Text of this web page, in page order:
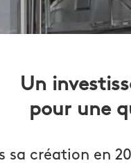
Un
pour une
sa création en